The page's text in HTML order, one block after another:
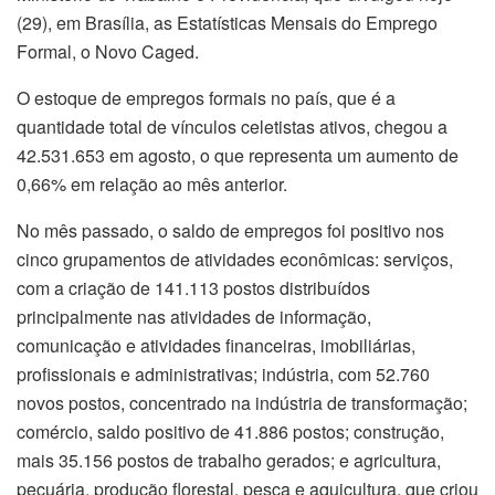
(29), em Brasília, as Estatísticas Mensais do Emprego
Formal, o Novo Caged.
O estoque de empregos formais no país, que é a
quantidade total de vínculos celetistas ativos, chegou a
42.531.653 em agosto, o que representa um aumento de
0,66% em relação ao mês anterior.
No mês passado, o saldo de empregos foi positivo nos
cinco grupamentos de atividades econômicas: serviços,
com a criação de 141.113 postos distribuídos
principalmente nas atividades de informação,
comunicação e atividades financeiras, imobiliárias,
profissionais e administrativas; indústria, com 52.760
novos postos, concentrado na indústria de transformação;
comércio, saldo positivo de 41.886 postos; construção,
mais 35.156 postos de trabalho gerados; e agricultura,
pecuária, produção florestal, pesca e aquicultura, que criou